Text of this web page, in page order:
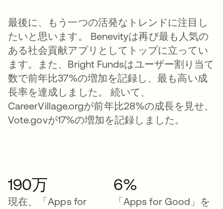
最後に、もう一つの活発なトレンドに注目し
たいと思います。 Benevityは再び最も人気の
ある社会貢献アプリとしてトップに立ってい
ます。また、Bright Fundsはユーザー割り当て
数で前年比37%の増加を記録し、最も高い成
長率を達成しました。 続いて、
CareerVillage.orgが前年比28%の成長を見せ、
Vote.govが17%の増加を記録しました。
190万
現在、「Apps for
6%
「Apps for Good」を